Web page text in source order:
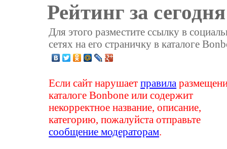
Рейтинг за
Для этого разместите ссылку в
сетях на его страничку в каталоге
Если сайт нарушаетправила
каталоге Bonbone или содержит
некорректное название, описание,
категорию, пожалуйста отправьте
сообщение модераторам